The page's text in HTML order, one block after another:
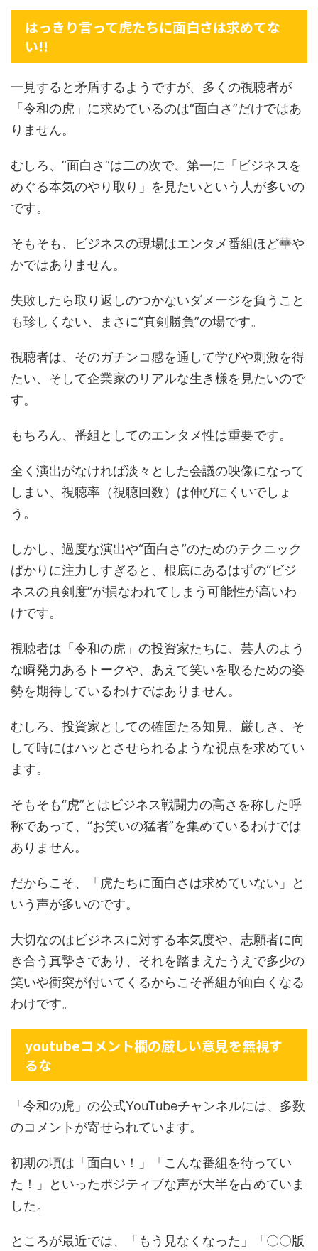
はっきり言って虎たちに面白さは求めてな
い!!
一見すると矛盾するようですが、多くの視聴者が
「令和の虎」に求めているのは“面白さ”だけではあ
りません。
むしろ、“面白さ”は二の次で、第一に「ビジネスを
めぐる本気のやり取り」を見たいという人が多いの
です。
そもそも、ビジネスの現場はエンタメ番組ほど華や
かではありません。
失敗したら取り返しのつかないダメージを負うこと
も珍しくない、まさに“真剣勝負”の場です。
視聴者は、そのガチンコ感を通して学びや刺激を得
たい、そして企業家のリアルな生き様を見たいので
す。
もちろん、番組としてのエンタメ性は重要です。
全く演出がなければ淡々とした会議の映像になって
しまい、視聴率（視聴回数）は伸びにくいでしょ
う。
しかし、過度な演出や“面白さ”のためのテクニック
ばかりに注力しすぎると、根底にあるはずの“ビジ
ネスの真剣度”が損なわれてしまう可能性が高いわ
けです。
視聴者は「令和の虎」の投資家たちに、芸人のよう
な瞬発力あるトークや、あえて笑いを取るための姿
勢を期待しているわけではありません。
むしろ、投資家としての確固たる知見、厳しさ、そ
して時にはハッとさせられるような視点を求めてい
ます。
そもそも“虎”とはビジネス戦闘力の高さを称した呼
称であって、“お笑いの猛者”を集めているわけでは
ありません。
だからこそ、「虎たちに面白さは求めていない」と
いう声が多いのです。
大切なのはビジネスに対する本気度や、志願者に向
き合う真摯さであり、それを踏まえたうえで多少の
笑いや衝突が付いてくるからこそ番組が面白くなる
わけです。
youtubeコメント欄の厳しい意見を無視す
るな
「令和の虎」の公式YouTubeチャンネルには、多数
のコメントが寄せられています。
初期の頃は「面白い！」「こんな番組を待ってい
た！」といったポジティブな声が大半を占めていま
した。
ところが最近では、「もう見なくなった」「〇〇版